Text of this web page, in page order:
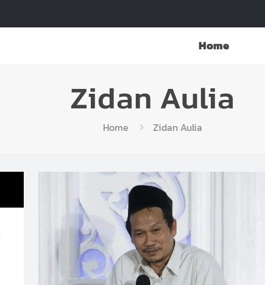
Home
Zidan Aulia
Home Zidan Aulia